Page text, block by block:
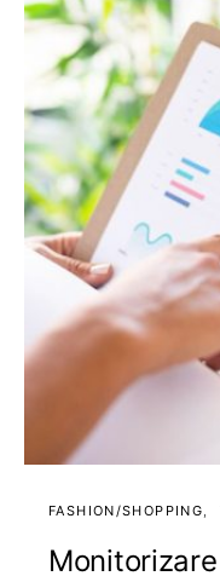
FASHION/SHOPPING